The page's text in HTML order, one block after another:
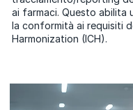
ai farmaci. Questo abilita
la conformità ai requisiti
Harmonization (ICH).